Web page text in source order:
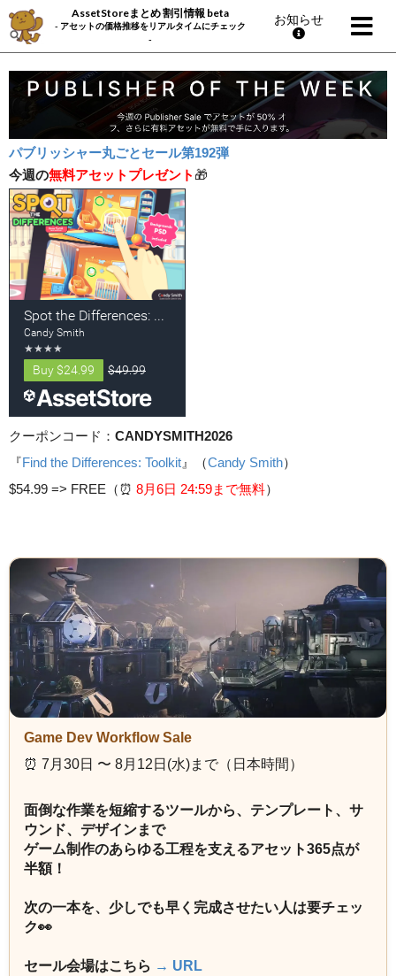
AssetStoreまとめ 割引情報 beta
- アセットの価格推移をリアルタイムにチェック
-
お知らせ
パブリッシャー丸ごとセール第192弾
今週の無料アセットプレゼント 🎁
クーポンコード： CANDYSMITH2026
『Find the Differences: Toolkit 』（Candy Smith）
$54.99 => FREE（⏰️ 8月6日 24:59まで無料）
Game Dev Workflow Sale
⏰️ 7月30日 〜 8月12日(水)まで（日本時間）
面倒な作業を短縮するツールから、テンプレート、サ
ウンド、デザインまで
ゲーム制作のあらゆる工程を支えるアセット365点が
半額！
次の一本を、少しでも早く完成させたい人は要チェッ
ク👀
セール会場はこちら → URL